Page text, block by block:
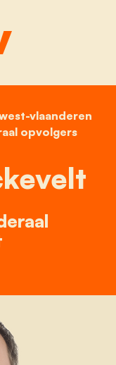
vlaanderen
opvolgers
braeckevelt